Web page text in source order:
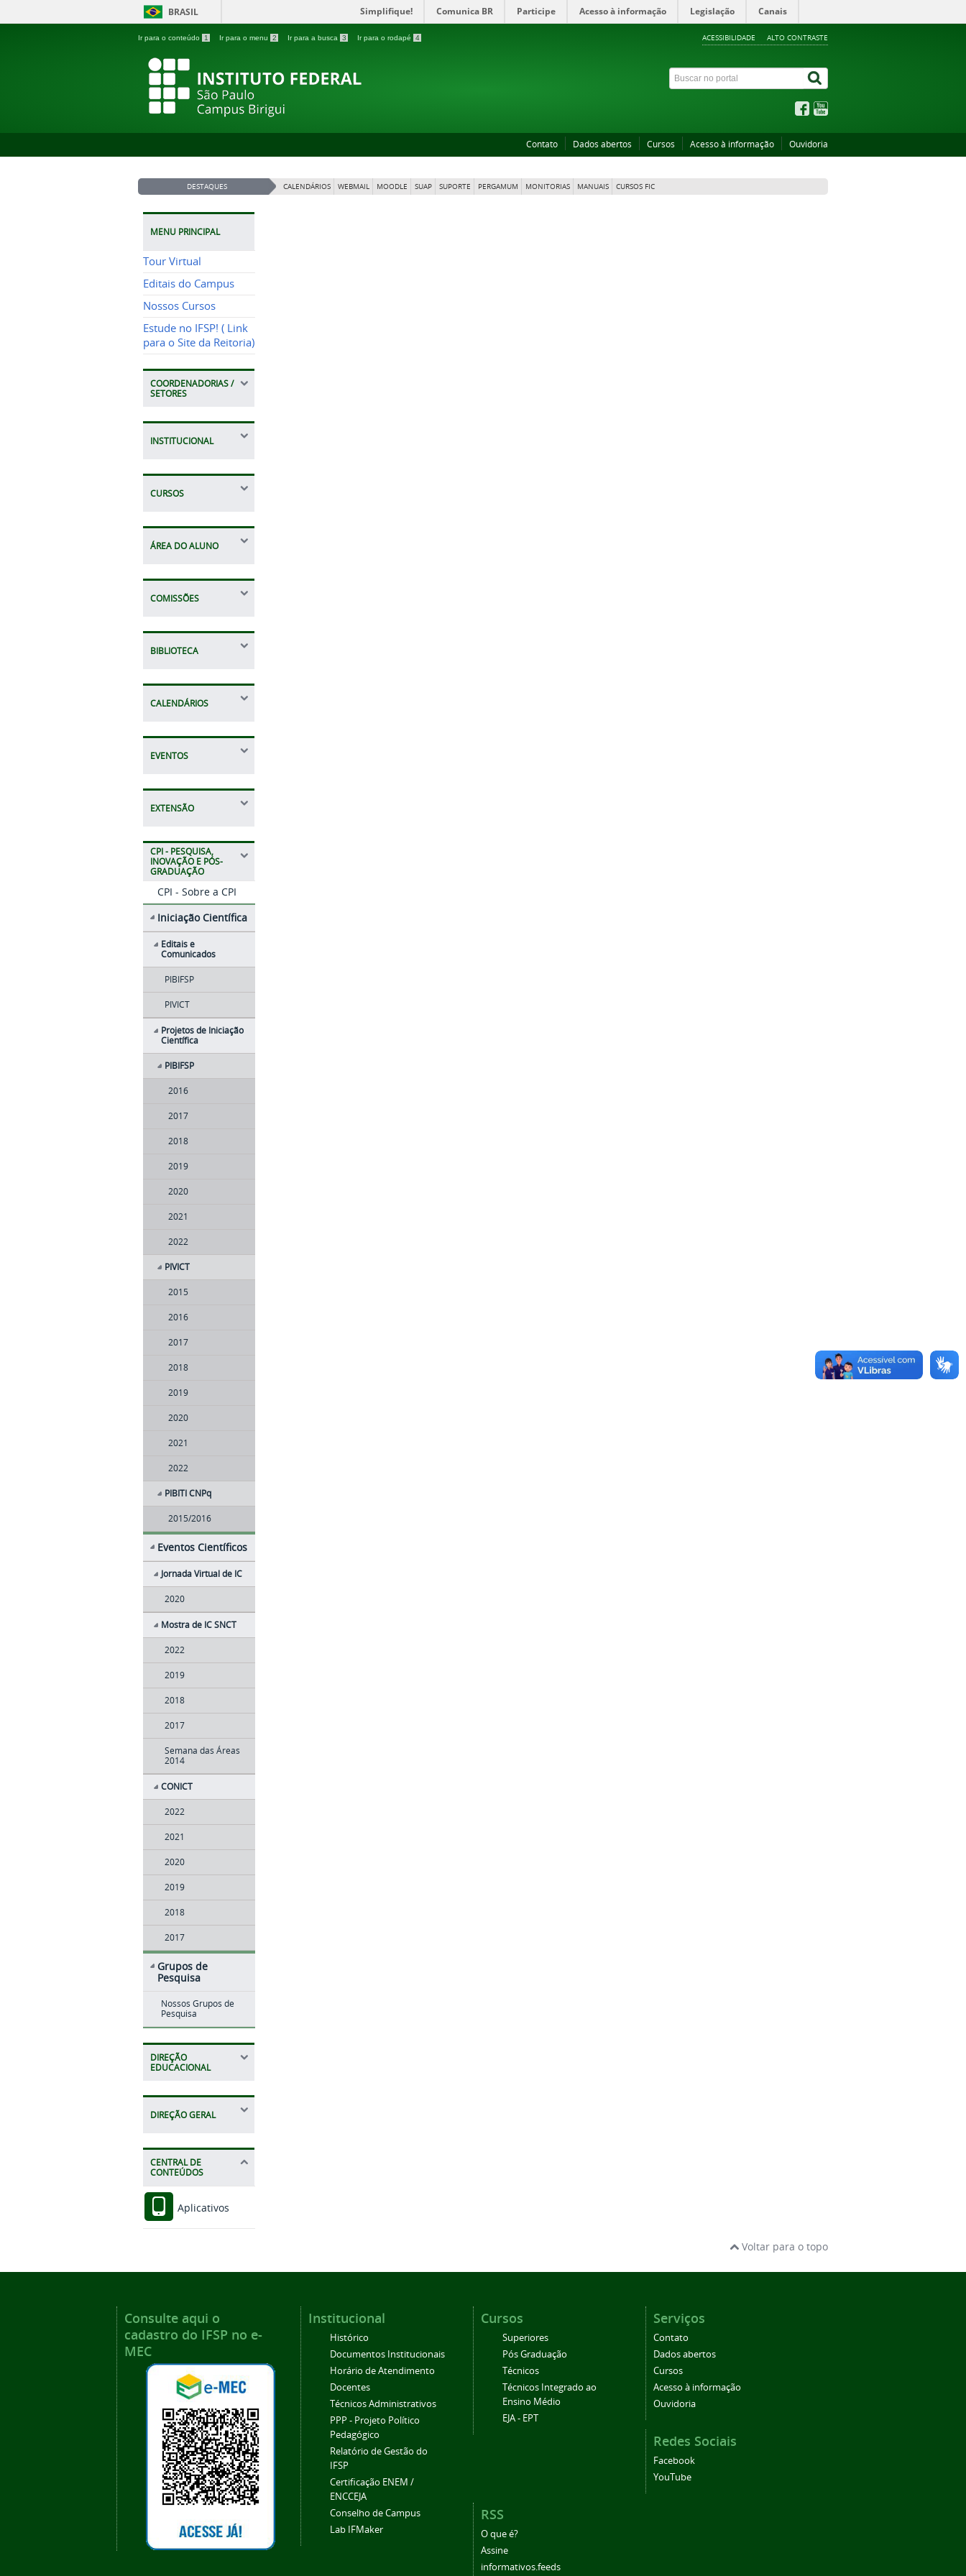
BRASIL Simplifique! Comunica BR Participe Acesso à informação Legislação Canais
Ir para o conteúdo 1 Ir para o menu 2 Ir para a busca 3 Ir para o rodapé 4 ACESSIBILIDADE ALTO CONTRASTE
Contato Dados abertos Cursos Acesso à informação Ouvidoria
DESTAQUES CALENDÁRIOS WEBMAIL MOODLE SUAP SUPORTE PERGAMUM MONITORIAS MANUAIS CURSOS FIC
MENU PRINCIPAL
Tour Virtual
Editais do Campus
Nossos Cursos
Estude no IFSP! ( Link
para o Site da Reitoria)
COORDENADORIAS /
SETORES
INSTITUCIONAL
CURSOS
ÁREA DO ALUNO
COMISSÕES
BIBLIOTECA
CALENDÁRIOS
EVENTOS
EXTENSÃO
CPI - PESQUISA,
INOVAÇÃO E PÓS-
GRADUAÇÃO
CPI - Sobre a CPI
Iniciação Científica
Editais e
Comunicados
PIBIFSP
PIVICT
Projetos de Iniciação
Científica
PIBIFSP
2016
2017
2018
2019
2020
2021
2022
PIVICT
2015
2016
2017
2018
2019
2020
2021
2022
PIBITI CNPq
2015/2016
Eventos Científicos
Jornada Virtual de IC
2020
Mostra de IC SNCT
2022
2019
2018
2017
Semana das Áreas
2014
CONICT
2022
2021
2020
2019
2018
2017
Grupos de
Pesquisa
Nossos Grupos de
Pesquisa
DIREÇÃO
EDUCACIONAL
DIREÇÃO GERAL
CENTRAL DE
CONTEÚDOS
Aplicativos
Voltar para o topo
Consulte aqui o
cadastro do IFSP no e-
MEC
Institucional
Histórico
Documentos Institucionais
Horário de Atendimento
Docentes
Técnicos Administrativos
PPP - Projeto Político
Pedagógico
Relatório de Gestão do
IFSP
Certificação ENEM /
ENCCEJA
Conselho de Campus
Lab IFMaker
Cursos
Superiores
Pós Graduação
Técnicos
Técnicos Integrado ao
Ensino Médio
EJA - EPT
Serviços
Contato
Dados abertos
Cursos
Acesso à informação
Ouvidoria
Redes Sociais
Facebook
YouTube
RSS
O que é?
Assine
informativos.feeds